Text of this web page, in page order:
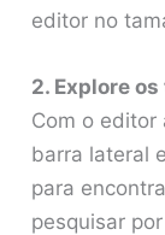
editor no
2. Explore
Com o
barra lateral
para
pesquisar